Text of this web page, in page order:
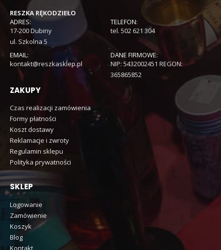
RESZKA RĘKODZIEŁO
ADRES:
17-200 Dubiny
ul. Szkolna 5
TELEFON:
tel. 502 621 304
EMAIL:
kontakt@reszkasklep.pl
DANE FIRMOWE:
NIP: 5432002451 REGON:
365865852
ZAKUPY
Czas realizacji zamówienia
Formy płatności
Koszt dostawy
Reklamacje i zwroty
Regulamin sklepu
Polityka prywatności
SKLEP
Logowanie
Zamówienie
Koszyk
Blog
Kontakt